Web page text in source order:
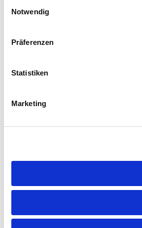
Notwendig
Präferenzen
Statistiken
Marketing